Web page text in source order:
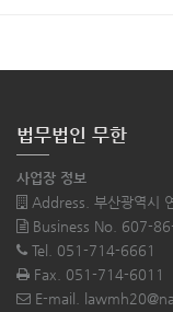
법무법인 무한
사업장 정보
Address. 부산광역시
Business No. 607-
Tel. 051-714-6661
Fax. 051-714-6011
E-mail.